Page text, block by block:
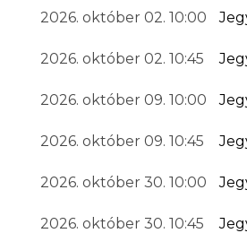
2026. október 02. 10:00
2026. október 02. 10:45
2026. október 09. 10:00
2026. október 09. 10:45
2026. október 30. 10:00
2026. október 30. 10:45